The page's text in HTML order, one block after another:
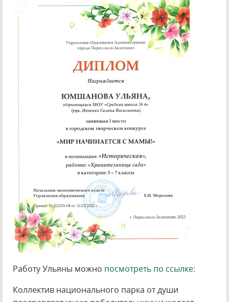
Работу Ульяны можно посмотреть по ссылке:
Коллектив национального парка от души